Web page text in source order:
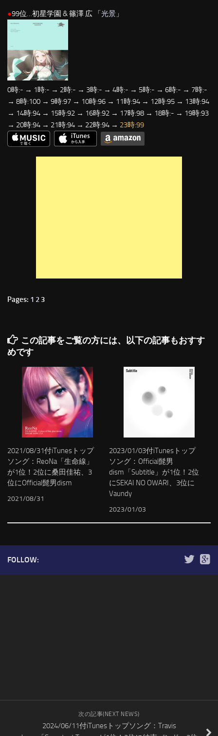
●99位…初星学園 & 篠澤 広 「 光景 」
0時:- → 1時:- → 2時:- → 3時:- → 4時:- → 5時:- → 6時:- → 7時:-
→ 8時:100 → 9時:97 → 10時:96 → 11時:94 → 12時:95 → 13時:94
→ 14時:94 → 15時:92 → 16時:92 → 17時:98 → 18時:- → 19時:93
→ 20時:94 → 21時:94 → 22時:94 → 23時:99
Pages: 1 2 3
この記事をご覧の方には、以下の記事もおすす
めです
2021/08/31付iTunesトップ
ソング：ReoNa「生命線」
が1位！2位に桑田佳祐、3
位にOfficial髭男dism
2021/08/31
2023/01/03付iTunesトップ
ソング：Official髭男
dism「Subtitle」が1位！2位
にSEKAI NO OWARI、3位に
Vaundy
2023/01/03
FOLLOW:
次の記事(NEXT NEWS)
2024/06/11付iTunesトップソング：Travis